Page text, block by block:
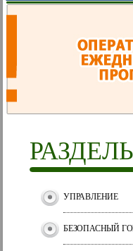
УПРАВЛЕНИЕ
БЕЗОПАСНЫЙ